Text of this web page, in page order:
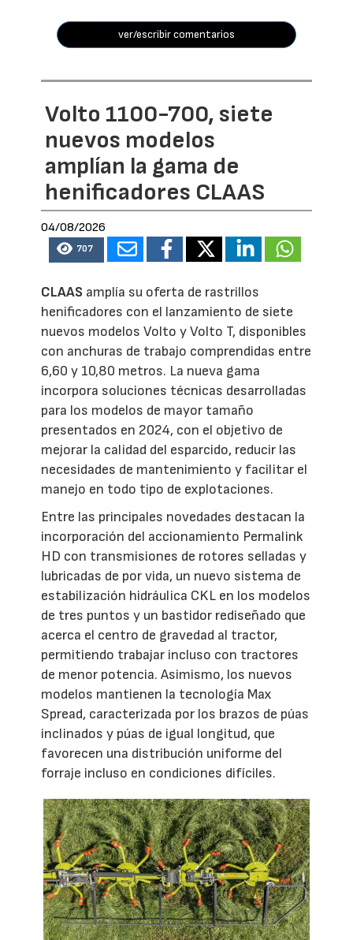
ver/escribir comentarios
Volto 1100-700, siete
nuevos modelos
amplían la gama de
henificadores CLAAS
04/08/2026
707
CLAAS amplía su oferta de rastrillos
henificadores con el lanzamiento de siete
nuevos modelos Volto y Volto T, disponibles
con anchuras de trabajo comprendidas entre
6,60 y 10,80 metros. La nueva gama
incorpora soluciones técnicas desarrolladas
para los modelos de mayor tamaño
presentados en 2024, con el objetivo de
mejorar la calidad del esparcido, reducir las
necesidades de mantenimiento y facilitar el
manejo en todo tipo de explotaciones.
Entre las principales novedades destacan la
incorporación del accionamiento Permalink
HD con transmisiones de rotores selladas y
lubricadas de por vida, un nuevo sistema de
estabilización hidráulica CKL en los modelos
de tres puntos y un bastidor rediseñado que
acerca el centro de gravedad al tractor,
permitiendo trabajar incluso con tractores
de menor potencia. Asimismo, los nuevos
modelos mantienen la tecnología Max
Spread, caracterizada por los brazos de púas
inclinados y púas de igual longitud, que
favorecen una distribución uniforme del
forraje incluso en condiciones difíciles.